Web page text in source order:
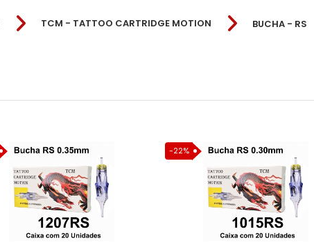
TCM - TATTOO CARTRIDGE MOTION BUCHA - RS
-22%